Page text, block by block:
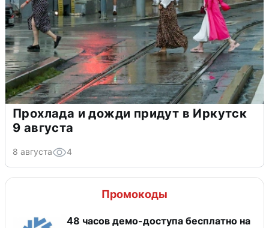
Прохлада и дожди придут в Иркутск
9 августа
8 августа 4
Промокоды
48 часов демо-доступа бесплатно на